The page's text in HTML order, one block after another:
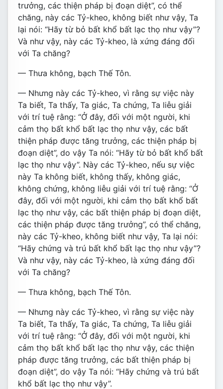
trưởng, các thiện pháp bị đoạn diệt”, có thể
chăng, này các Tỷ-kheo, không biết như vậy, Ta
lại nói: “Hãy từ bỏ bất khổ bất lạc thọ như vậy”?
Và như vậy, này các Tỷ-kheo, là xứng đáng đối
với Ta chăng?
— Thưa không, bạch Thế Tôn.
— Nhưng này các Tỷ-kheo, vì rằng sự việc này
Ta biết, Ta thấy, Ta giác, Ta chứng, Ta liễu giải
với trí tuệ rằng: “Ở đây, đối với một người, khi
cảm thọ bất khổ bất lạc thọ như vậy, các bất
thiện pháp được tăng trưởng, các thiện pháp bị
đoạn diệt”, do vậy Ta nói: “Hãy từ bỏ bất khổ bất
lạc thọ như vậy”. Này các Tỷ-kheo, nếu sự việc
này Ta không biết, không thấy, không giác,
không chứng, không liễu giải với trí tuệ rằng: “Ở
đây, đối với một người, khi cảm thọ bất khổ bất
lạc thọ như vậy, các bất thiện pháp bị đoạn diệt,
các thiện pháp được tăng trưởng”, có thể chăng,
này các Tỷ-kheo, không biết như vậy, Ta lại nói:
“Hãy chứng và trú bất khổ bất lạc thọ như vậy”?
Và như vậy, này các Tỷ-kheo, là xứng đáng đối
với Ta chăng?
— Thưa không, bạch Thế Tôn.
— Nhưng này các Tỷ-kheo, vì rằng sự việc này
Ta biết, Ta thấy, Ta giác, Ta chứng, Ta liễu giải
với trí tuệ rằng: “Ở đây, đối với một người, khi
cảm thọ bất khổ bất lạc thọ như vậy, các thiện
pháp được tăng trưởng, các bất thiện pháp bị
đoạn diệt”, do vậy Ta nói: “Hãy chứng và trú bất
khổ bất lạc thọ như vậy”.